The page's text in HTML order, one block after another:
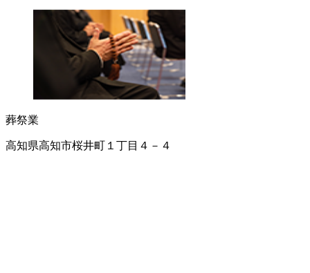
葬祭業
高知県高知市桜井町１丁目４－４